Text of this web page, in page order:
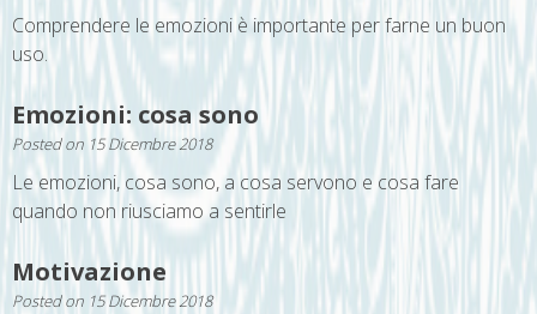
Comprendere le emozioni è importante per farne un buon
uso.
Emozioni: cosa sono
Posted on 15 Dicembre 2018
Le emozioni, cosa sono, a cosa servono e cosa fare
quando non riusciamo a sentirle
Motivazione
Posted on 15 Dicembre 2018